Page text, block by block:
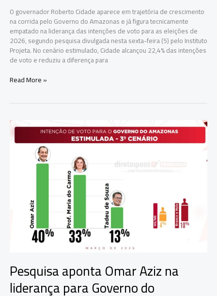
O governador Roberto Cidade aparece em trajetória de crescimento
na corrida pelo Governo do Amazonas e já figura tecnicamente
empatado na liderança das intenções de voto para as eleições de
2026, segundo pesquisa divulgada nesta sexta-feira (5) pelo Instituto
Projeta. No cenário estimulado, Cidade alcançou 22,4% das intenções
de voto e reduziu a diferença para
Roberto
pesquisa
e
se
consolida
Amazonas
Read More »
Pesquisa aponta Omar Aziz na
liderança para Governo do